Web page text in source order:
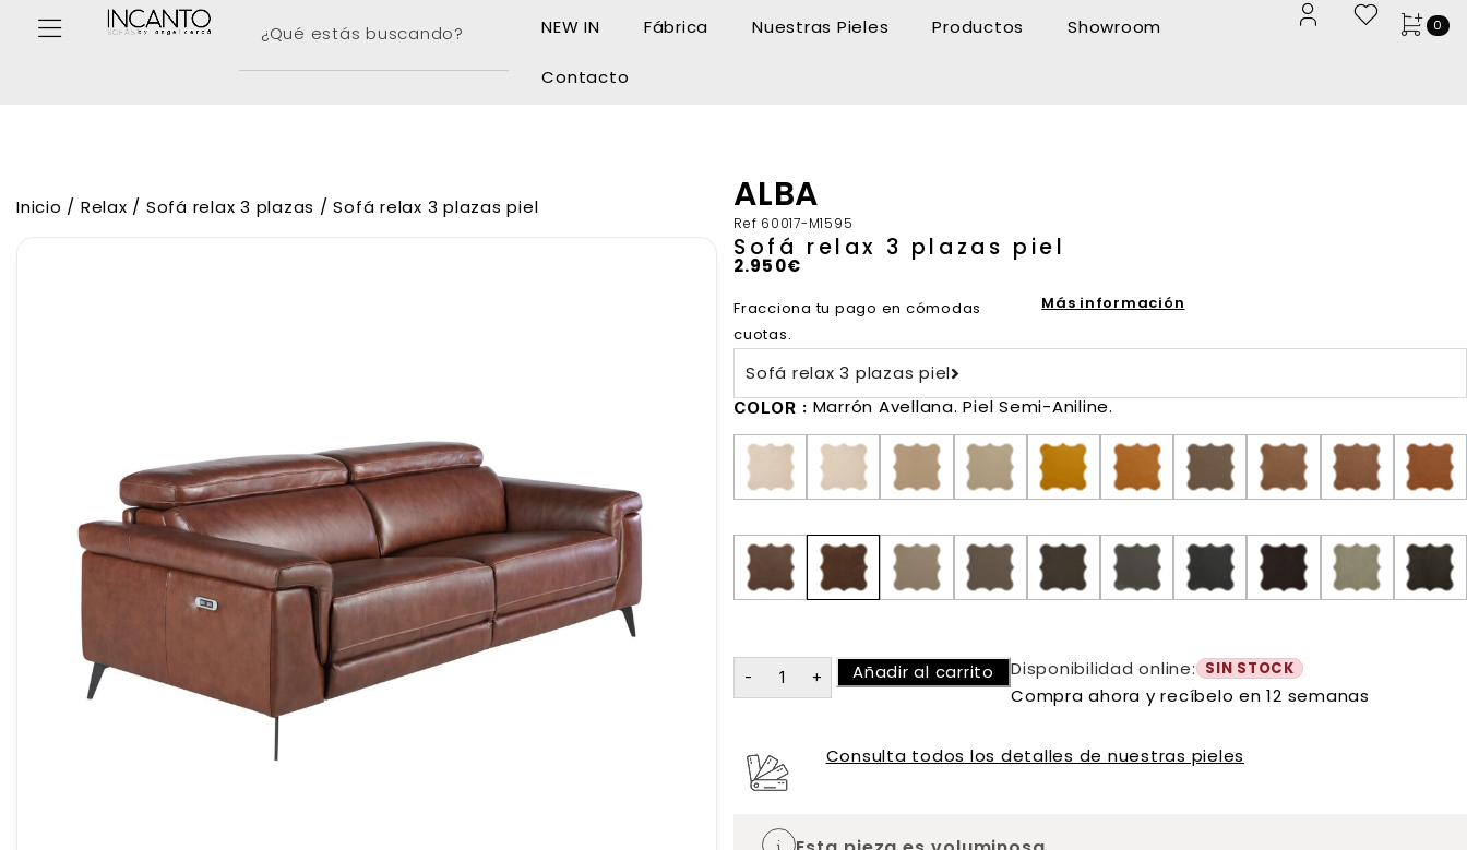
NEW IN Fábrica Nuestras Pieles Productos Showroom
Contacto
0
Inicio / Relax / Sofá relax 3 plazas / Sofá relax 3 plazas piel ALBA
Ref 60017-M1595
Sofá relax 3 plazas piel
2.950€
Fracciona tu pago en cómodas
cuotas.
Más información
Sofá relax 3 plazas piel
COLOR Marrón Avellana. Piel Semi-Aniline.
Añadir al carrito Disponibilidad online: SIN STOCK
Compra ahora y recíbelo en 12 semanas
Consulta todos los detalles de nuestras pieles